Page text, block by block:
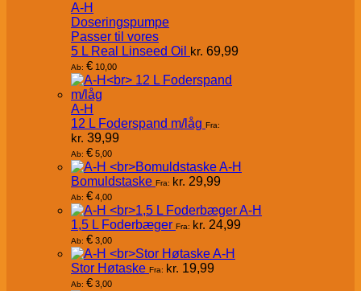
A-H
Doseringspumpe
Passer til vores
5 L Real Linseed Oil kr. 69,99
Ab: € 10,00
A-H
12 L Foderspand m/låg Fra:
kr. 39,99
Ab: € 5,00
A-H
Bomuldstaske Fra: kr. 29,99
Ab: € 4,00
A-H
1,5 L Foderbæger Fra: kr. 24,99
Ab: € 3,00
A-H
Stor Høtaske Fra: kr. 19,99
Ab: € 3,00